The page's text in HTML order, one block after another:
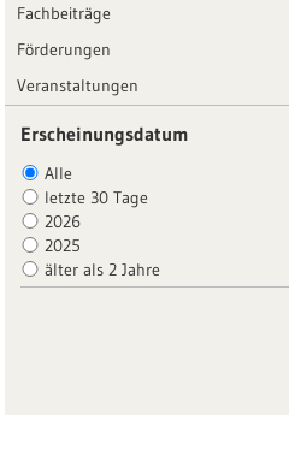
Fachbeiträge
Förderungen
Veranstaltungen
Erscheinungsdatum
Alle
letzte 30 Tage
2026
2025
älter als 2 Jahre